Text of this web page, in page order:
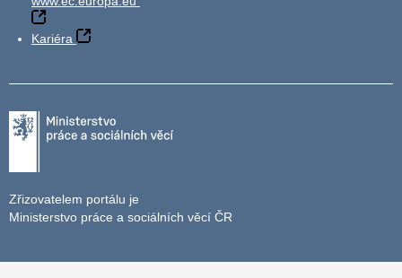
Kariéra
Zřizovatelem portálu je
Ministerstvo práce a sociálních věcí ČR